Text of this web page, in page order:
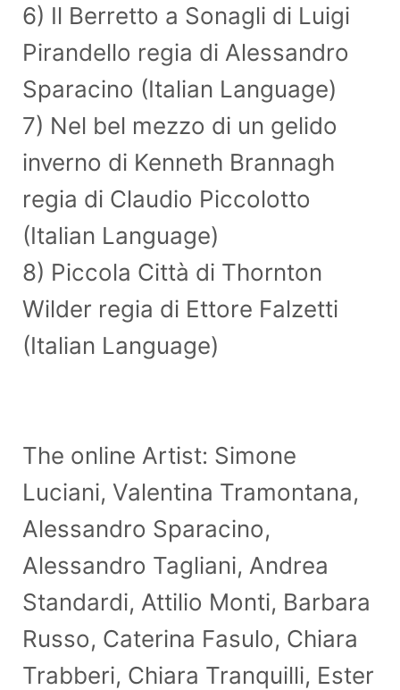
6) Il Berretto a Sonagli di Luigi
Pirandello regia di Alessandro
Sparacino (Italian Language)
7) Nel bel mezzo di un gelido
inverno di Kenneth Brannagh
regia di Claudio Piccolotto
(Italian Language)
8) Piccola Città di Thornton
Wilder regia di Ettore Falzetti
(Italian Language)
The online Artist: Simone
Luciani, Valentina Tramontana,
Alessandro Sparacino,
Alessandro Tagliani, Andrea
Standardi, Attilio Monti, Barbara
Russo, Caterina Fasulo, Chiara
Trabberi, Chiara Tranquilli, Ester